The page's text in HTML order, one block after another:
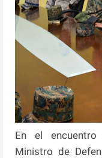
En el
Ministro de